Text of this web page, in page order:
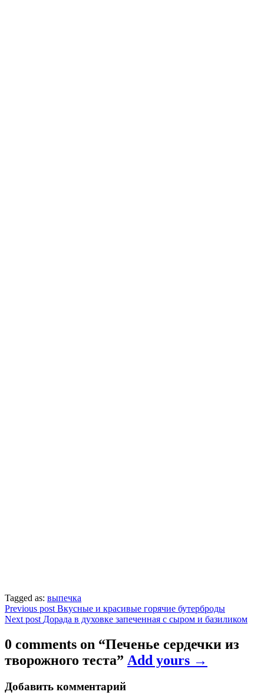
Tagged as: выпечка
Навигация
по
записям
Previous post Вкусные и красивые горячие бутерброды
Next post Дорада в духовке запеченная с сыром и базиликом
0 comments on “Печенье сердечки из
творожного теста” Add yours →
Добавить комментарий